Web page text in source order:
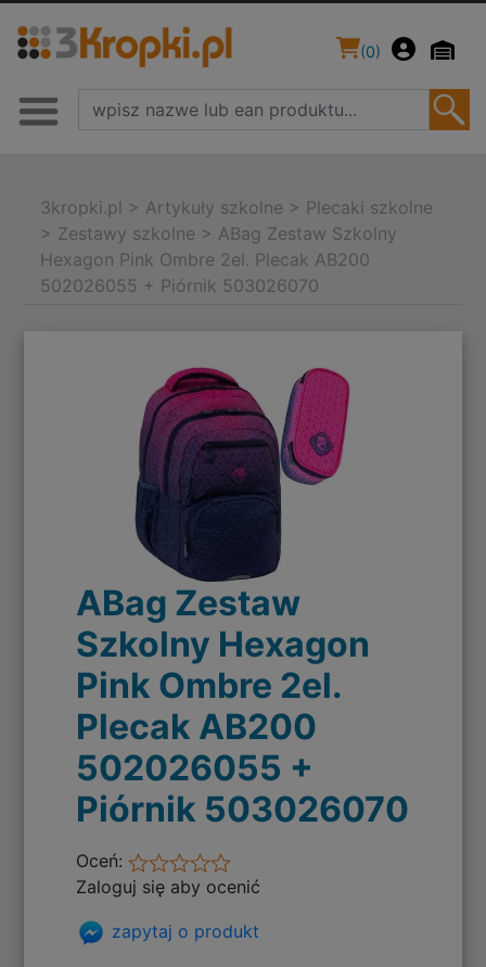
(0)
3kropki.pl > Artykuły szkolne > Plecaki szkolne
> Zestawy szkolne > ABag Zestaw Szkolny
Hexagon Pink Ombre 2el. Plecak AB200
502026055 + Piórnik 503026070
ABag Zestaw
Szkolny Hexagon
Pink Ombre 2el.
Plecak AB200
502026055 +
Piórnik 503026070
Oceń:
Zaloguj się aby ocenić
zapytaj o produkt